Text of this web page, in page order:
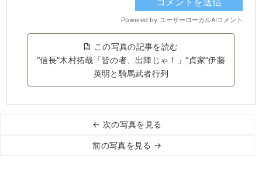
この写真の記事を読む
“信長”木村拓哉「皆の者、出陣じゃ！」“貞家”伊藤
英明と騎馬武者行列
← 次の写真を見る
前の写真を見る →